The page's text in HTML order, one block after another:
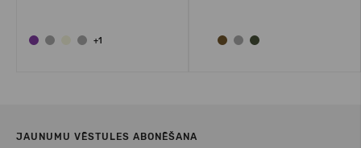
+1
JAUNUMU VĒSTULES ABONĒŠANA